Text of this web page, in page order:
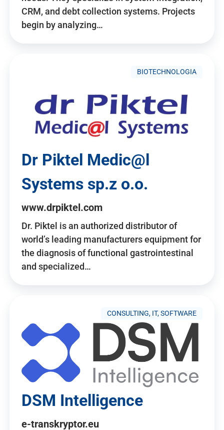
CRM, and debt collection systems. Projects
begin by analyzing…
BIOTECHNOLOGIA
Dr Piktel Medic@l
Systems sp.z o.o.
www.drpiktel.com
Dr. Piktel is an authorized distributor of
world’s leading manufacturers equipment for
the diagnosis of functional gastrointestinal
and specialized…
CONSULTING, IT, SOFTWARE
DSM Intelligence
e-transkryptor.eu